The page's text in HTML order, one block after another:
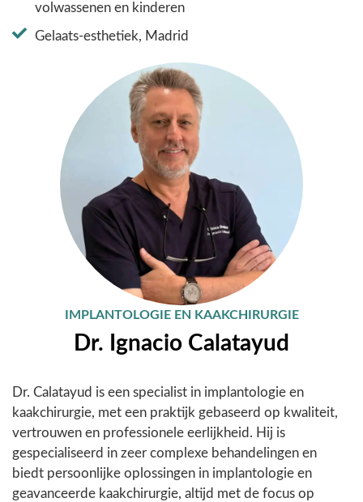
volwassenen en kinderen
Gelaats-esthetiek, Madrid
IMPLANTOLOGIE EN KAAKCHIRURGIE
Dr. Ignacio Calatayud
Dr. Calatayud is een specialist in implantologie en
kaakchirurgie, met een praktijk gebaseerd op kwaliteit,
vertrouwen en professionele eerlijkheid. Hij is
gespecialiseerd in zeer complexe behandelingen en
biedt persoonlijke oplossingen in implantologie en
geavanceerde kaakchirurgie, altijd met de focus op